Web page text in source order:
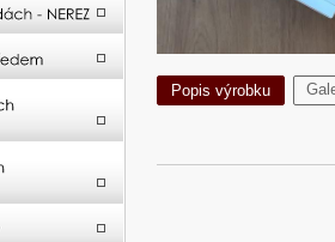
Popis výrobku